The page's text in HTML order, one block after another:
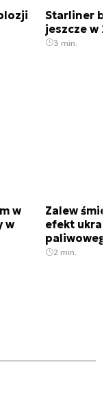
Starliner
jeszcze w
3 min.
w
w
Zalew
efekt
2 min.